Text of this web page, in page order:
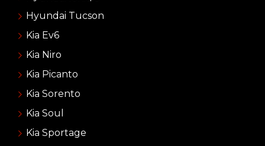
Hyundai Tucson
Kia Ev6
Kia Niro
Kia Picanto
Kia Sorento
Kia Soul
Kia Sportage